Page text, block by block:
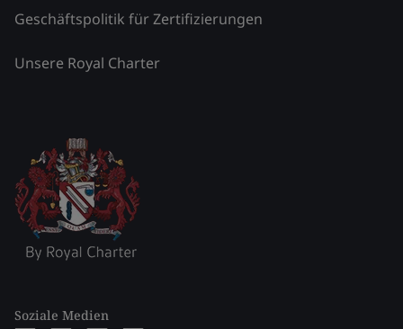
Geschäftspolitik für Zertifizierungen
Unsere Royal Charter
Soziale Medien